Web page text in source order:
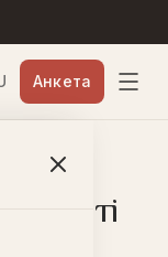
Анкета
місті